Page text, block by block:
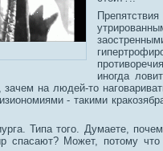
иногда
на людей-то
- такими
Типа того. Думаете,
спасают? Может, потому